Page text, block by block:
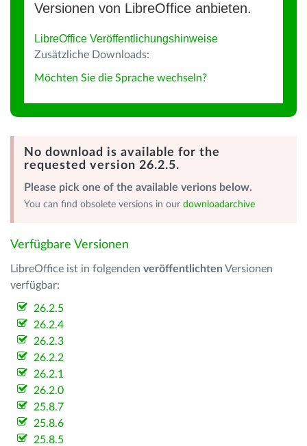
Versionen von LibreOffice anbieten.
LibreOffice Veröffentlichungshinweise
Zusätzliche Downloads:
Möchten Sie die Sprache wechseln?
No download is available for the
requested version 26.2.5.
Please pick one of the available verions below.
You can find obsolete versions in our downloadarchive
Verfügbare Versionen
LibreOffice ist in folgenden veröffentlichten Versionen
verfügbar:
26.2.5
26.2.4
26.2.3
26.2.2
26.2.1
26.2.0
25.8.7
25.8.6
25.8.5